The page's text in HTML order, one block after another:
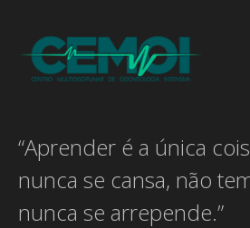
“Aprender é a única
nunca se cansa, não
nunca se arrepende.”